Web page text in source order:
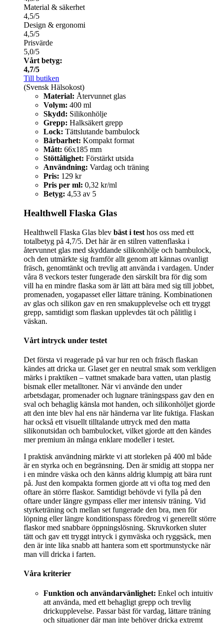
Material & säkerhet
4,5/5
Design & ergonomi
4,5/5
Prisvärde
5,0/5
Vårt betyg:
4,7/5
Till butiken
(Svensk Hälsokost)
Material: Återvunnet glas
Volym: 400 ml
Skydd: Silikonhölje
Grepp: Halksäkert grepp
Lock: Tättslutande bambulock
Bärbarhet: Kompakt format
Mått: 66x185 mm
Stöttålighet: Förstärkt utsida
Användning: Vardag och träning
Pris: 129 kr
Pris per ml: 0,32 kr/ml
Betyg: 4,53 av 5
Healthwell Flaska Glas
Healthwell Flaska Glas blev bäst i test hos oss med ett
totalbetyg på 4,7/5. Det här är en stilren vattenflaska i
återvunnet glas med skyddande silikonhölje och bambulock,
och den utmärkte sig framför allt genom att kännas ovanligt
fräsch, genomtänkt och trevlig att använda i vardagen. Under
våra 8 veckors tester fungerade den särskilt bra för dig som
vill ha en mindre flaska som är lätt att bära med sig till jobbet,
promenaden, yogapasset eller lättare träning. Kombinationen
av glas och silikon gav en ren smakupplevelse och ett tryggt
grepp, samtidigt som flaskan upplevdes tät och pålitlig i
väskan.
Vårt intryck under testet
Det första vi reagerade på var hur ren och fräsch flaskan
kändes att dricka ur. Glaset ger en neutral smak som verkligen
märks i praktiken – vattnet smakade bara vatten, utan plastig
bismak eller metalltoner. När vi använde den under
arbetsdagar, promenader och lugnare träningspass gav den en
sval och behaglig känsla mot handen, och silikonhöljet gjorde
att den inte blev hal ens när händerna var lite fuktiga. Flaskan
har också ett visuellt tilltalande uttryck med den matta
silikonutsidan och bambulocket, vilket gjorde att den kändes
mer premium än många enklare modeller i testet.
I praktisk användning märkte vi att storleken på 400 ml både
är en styrka och en begränsning. Den är smidig att stoppa ner
i en mindre väska och den känns aldrig klumpig att bära runt
på. Just den kompakta formen gjorde att vi ofta tog med den
oftare än större flaskor. Samtidigt behövde vi fylla på den
oftare under längre gympass eller mer intensiv träning. Vid
styrketräning och mellan set fungerade den bra, men för
löpning eller längre konditionspass föredrog vi generellt större
flaskor med snabbare öppningslösning. Skruvkorken sluter
tätt och gav ett tryggt intryck i gymväska och ryggsäck, men
den är inte lika snabb att hantera som ett sportmunstycke när
man vill dricka i farten.
Våra kriterier
Funktion och användarvänlighet: Enkel och intuitiv
att använda, med ett behagligt grepp och trevlig
drickupplevelse. Passar bäst för vardag, lättare träning
och situationer där man inte behöver dricka extremt